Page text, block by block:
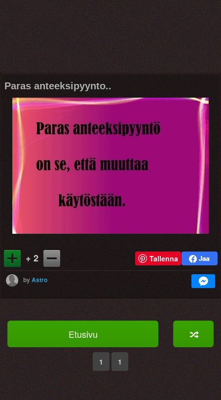
Paras anteeksipyynto..
+ 2 Tallenna
byAstro
Etusivu
1 1